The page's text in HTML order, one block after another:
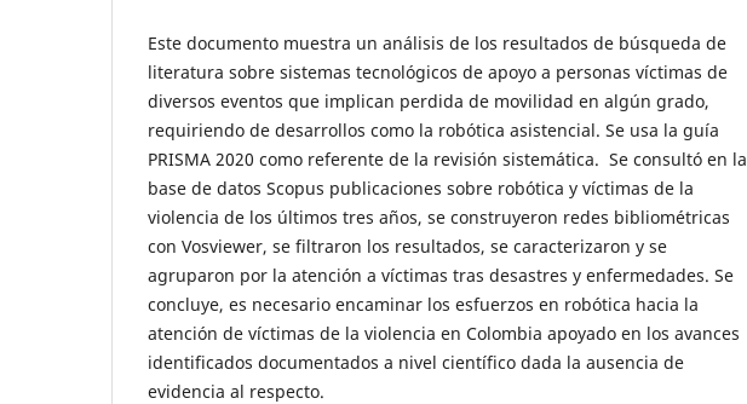
Este documento muestra un análisis de los resultados de búsqueda de
literatura sobre sistemas tecnológicos de apoyo a personas víctimas de
diversos eventos que implican perdida de movilidad en algún grado,
requiriendo de desarrollos como la robótica asistencial. Se usa la guía
PRISMA 2020 como referente de la revisión sistemática. Se consultó en la
base de datos Scopus publicaciones sobre robótica y víctimas de la
violencia de los últimos tres años, se construyeron redes bibliométricas
con Vosviewer, se filtraron los resultados, se caracterizaron y se
agruparon por la atención a víctimas tras desastres y enfermedades. Se
concluye, es necesario encaminar los esfuerzos en robótica hacia la
atención de víctimas de la violencia en Colombia apoyado en los avances
identificados documentados a nivel científico dada la ausencia de
evidencia al respecto.